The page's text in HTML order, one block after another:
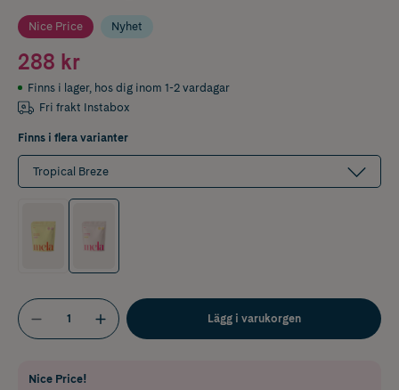
Nice Price Nyhet
288 kr
Finns i lager, hos dig inom 1-2 vardagar
Fri frakt Instabox
Finns i flera varianter
Tropical Breze
Lägg i varukorgen
Nice Price!